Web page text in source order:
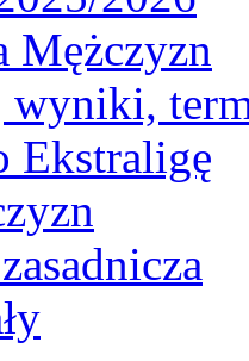
Mężczyzn
wyniki,
Ekstraligę